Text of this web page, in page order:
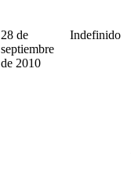
28 de
septiembre
de 2010
Indefinido